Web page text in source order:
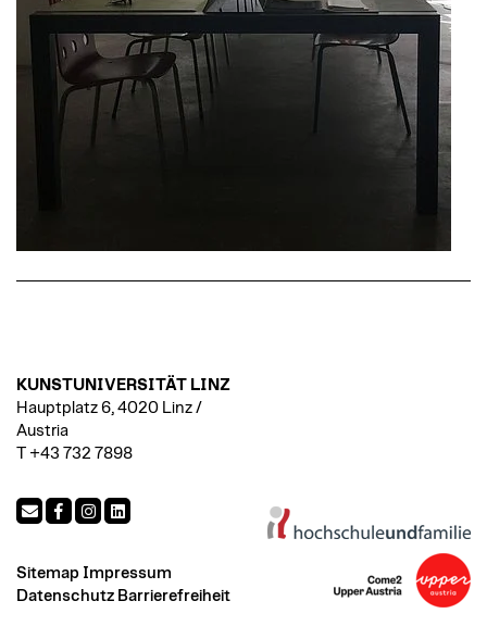
KUNSTUNIVERSITÄT LINZ
Hauptplatz 6, 4020 Linz /
Austria
T +43 732 7898
Sitemap Impressum
Datenschutz Barrierefreiheit